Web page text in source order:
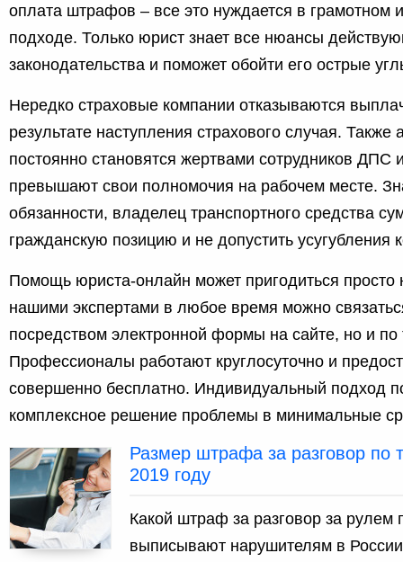
оплата штрафов – все это нуждается в грамотном
подходе. Только юрист знает все нюансы
законодательства и поможет обойти его острые
Нередко страховые компании отказываются
результате наступления страхового случая. Также
постоянно становятся жертвами сотрудников ДПС
превышают свои полномочия на рабочем месте.
обязанности, владелец транспортного средства
гражданскую позицию и не допустить усугубления
Помощь юриста-онлайн может пригодиться просто
нашими экспертами в любое время можно
посредством электронной формы на сайте, но и по
Профессионалы работают круглосуточно и
совершенно бесплатно. Индивидуальный подход
комплексное решение проблемы в минимальные
Размер штрафа за разговор по
2019 году
Какой штраф за разговор за рулем
выписывают нарушителям в